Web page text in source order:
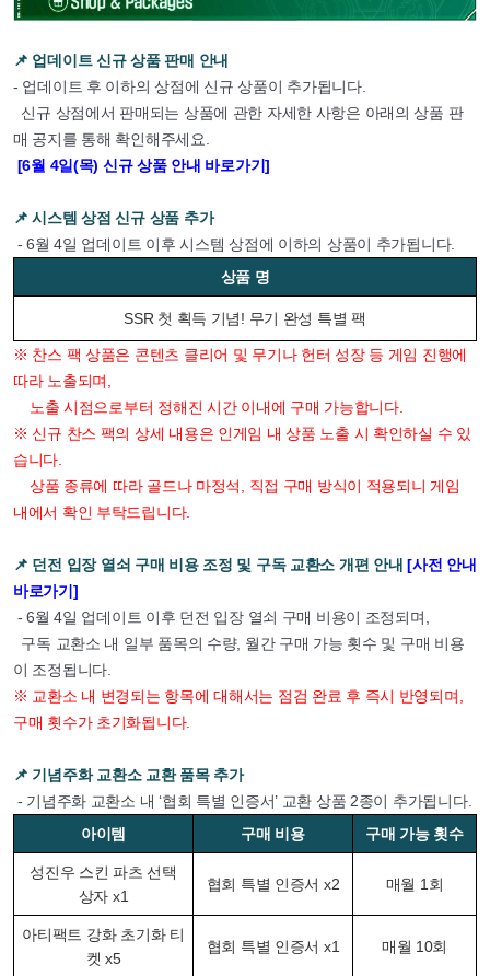
📌 업데이트 신규 상품 판매 안내
- 업데이트 후 이하의 상점에 신규 상품이 추가됩니다.
신규 상점에서 판매되는 상품에 관한 자세한 사항은 아래의 상품 판
매 공지를 통해 확인해주세요.
[6월 4일(목) 신규 상품 안내 바로가기]
📌 시스템 상점 신규 상품 추가
- 6월 4일 업데이트 이후 시스템 상점에 이하의 상품이 추가됩니다.
상품 명
SSR 첫 획득 기념! 무기 완성 특별 팩
※ 찬스 팩 상품은 콘텐츠 클리어 및 무기나 헌터 성장 등 게임 진행에
따라 노출되며,
노출 시점으로부터 정해진 시간 이내에 구매 가능합니다.
※ 신규 찬스 팩의 상세 내용은 인게임 내 상품 노출 시 확인하실 수 있
습니다.
상품 종류에 따라 골드나 마정석, 직접 구매 방식이 적용되니 게임
내에서 확인 부탁드립니다.
📌 던전 입장 열쇠 구매 비용 조정 및 구독 교환소 개편 안내[사전 안내
바로가기]
- 6월 4일 업데이트 이후 던전 입장 열쇠 구매 비용이 조정되며,
구독 교환소 내 일부 품목의 수량, 월간 구매 가능 횟수 및 구매 비용
이 조정됩니다.
※ 교환소 내 변경되는 항목에 대해서는 점검 완료 후 즉시 반영되며,
구매 횟수가 초기화됩니다.
📌 기념주화 교환소 교환 품목 추가
- 기념주화 교환소 내 ‘협회 특별 인증서’ 교환 상품 2종이 추가됩니다.
아이템
구매 비용 구매 가능 횟수
성진우 스킨 파츠 선택
상자 x1
협회 특별 인증서 x2 매월 1회
아티팩트 강화 초기화 티
켓 x5
협회 특별 인증서 x1 매월 10회